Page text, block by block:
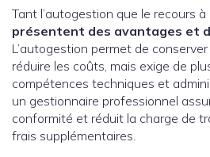
Tant l’autogestion que le recours
présentent des avantages et
L’autogestion permet de
réduire les coûts, mais exige de
compétences techniques et
un gestionnaire professionnel
conformité et réduit la charge de
frais supplémentaires.